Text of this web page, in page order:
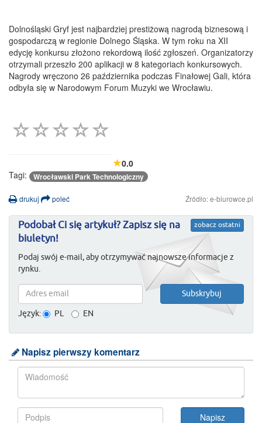
Dolnośląski Gryf jest najbardziej prestiżową nagrodą biznesową i
gospodarczą w regionie Dolnego Śląska. W tym roku na XII
edycję konkursu złożono rekordową ilość zgłoszeń. Organizatorzy
otrzymali przeszło 200 aplikacji w 8 kategoriach konkursowych.
Nagrody wręczono 26 października podczas Finałowej Gali, która
odbyła się w Narodowym Forum Muzyki we Wrocławiu.
0.0
Tagi:
Wrocławski Park Technologiczny
drukuj poleć Źródło: e-biurowce.pl
zobacz ostatni
Podobał Ci się artykuł? Zapisz się na
biuletyn!
Podaj swój e-mail, aby otrzymywać najnowsze informacje z
rynku.
Język: PL EN
Napisz pierwszy komentarz